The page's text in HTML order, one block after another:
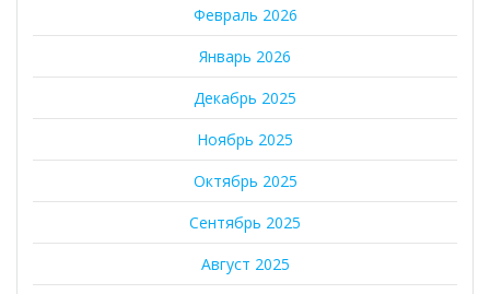
Февраль 2026
Январь 2026
Декабрь 2025
Ноябрь 2025
Октябрь 2025
Сентябрь 2025
Август 2025